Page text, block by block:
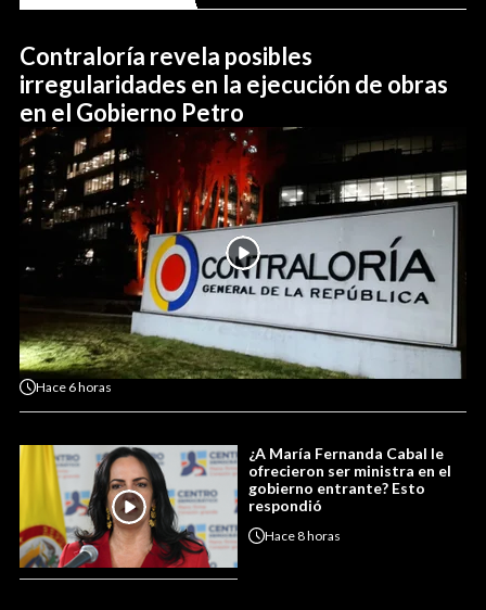
Contraloría revela posibles
irregularidades en la ejecución de obras
en el Gobierno Petro
Hace 6 horas
¿A María Fernanda Cabal le
ofrecieron ser ministra en el
gobierno entrante? Esto
respondió
Hace8 horas